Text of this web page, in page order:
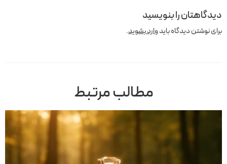
دیدگاهتان را بنویسید
برای نوشتن دیدگاه بایدوارد بشوید.
مطالب مرتبط